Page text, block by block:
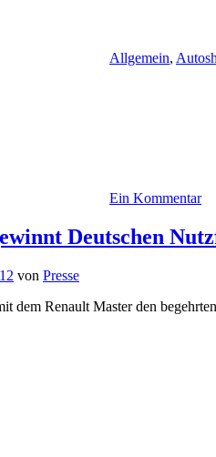
Allgemein,
Ein Kommentar
Deutschen
von Presse
dem Renault Master den